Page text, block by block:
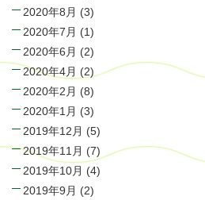
2020年8月 (3)
2020年7月 (1)
2020年6月 (2)
2020年4月 (2)
2020年2月 (8)
2020年1月 (3)
2019年12月 (5)
2019年11月 (7)
2019年10月 (4)
2019年9月 (2)